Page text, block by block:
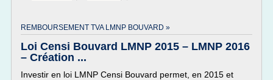
REMBOURSEMENT TVA LMNP BOUVARD »
Loi Censi Bouvard LMNP 2015 – LMNP 2016
– Création ...
Investir en loi LMNP Censi Bouvard permet, en 2015 et